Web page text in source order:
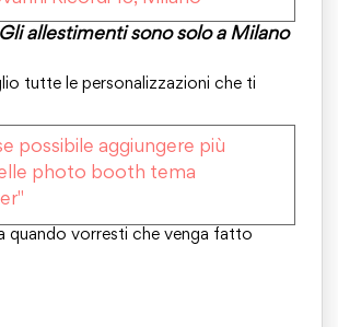
allestimenti sono solo a Milano
tutte le personalizzazioni che ti
quando vorresti che venga fatto